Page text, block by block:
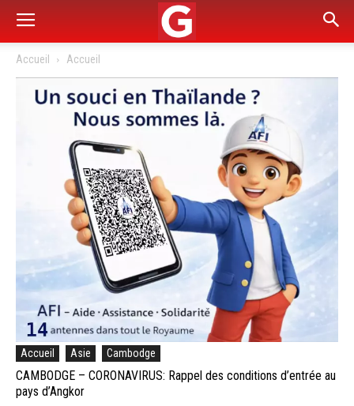
Accueil Accueil
Accueil Asie Cambodge
CAMBODGE – CORONAVIRUS: Rappel des conditions d’entrée au
pays d’Angkor